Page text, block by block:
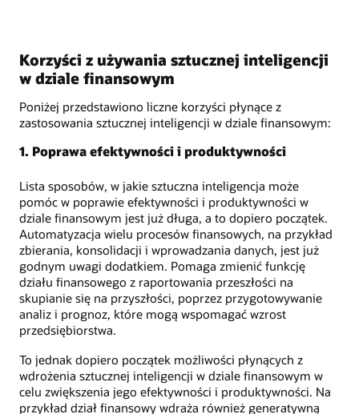
Korzyści z używania sztucznej inteligencji
w dziale finansowym
Poniżej przedstawiono liczne korzyści płynące z
zastosowania sztucznej inteligencji w dziale finansowym:
1. Poprawa efektywności i produktywności
Lista sposobów, w jakie sztuczna inteligencja może
pomóc w poprawie efektywności i produktywności w
dziale finansowym jest już długa, a to dopiero początek.
Automatyzacja wielu procesów finansowych, na przykład
zbierania, konsolidacji i wprowadzania danych, jest już
godnym uwagi dodatkiem. Pomaga zmienić funkcję
działu finansowego z raportowania przeszłości na
skupianie się na przyszłości, poprzez przygotowywanie
analiz i prognoz, które mogą wspomagać wzrost
przedsiębiorstwa.
To jednak dopiero początek możliwości płynących z
wdrożenia sztucznej inteligencji w dziale finansowym w
celu zwiększenia jego efektywności i produktywności. Na
przykład dział finansowy wdraża również generatywną